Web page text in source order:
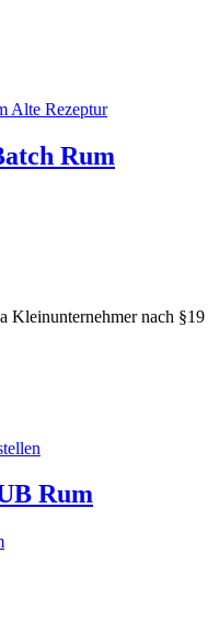
Rum
Kleinunternehmer nach §19
Rum